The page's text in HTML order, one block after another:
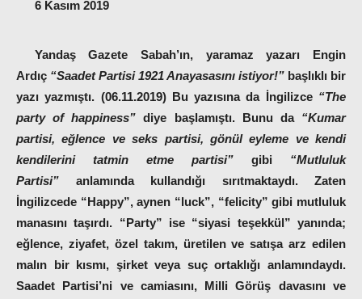
6 Kasım 2019
Yandaş Gazete Sabah’ın, yaramaz yazarı Engin
Ardıç “Saadet Partisi 1921 Anayasasını istiyor!” başlıklı bir
yazı yazmıştı. (06.11.2019) Bu yazısına da İngilizce “The
party of happiness” diye başlamıştı. Bunu da “Kumar
partisi, eğlence ve seks partisi, gönül eyleme ve kendi
kendilerini tatmin etme partisi” gibi “Mutluluk
Partisi”
anlamında kullandığı sırıtmaktaydı. Zaten
İngilizcede “Happy”, aynen “luck”, “felicity” gibi mutluluk
manasını taşırdı. “Party” ise “siyasi teşekkül” yanında;
eğlence, ziyafet, özel takım, üretilen ve satışa arz edilen
malın bir kısmı, şirket veya suç ortaklığı anlamındaydı.
Saadet Partisi’ni ve camiasını, Milli Görüş davasını ve